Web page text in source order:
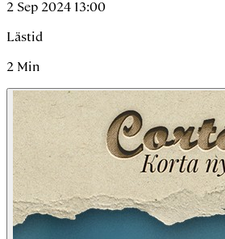
2 Sep 2024 13:00
Lästid
2 Min